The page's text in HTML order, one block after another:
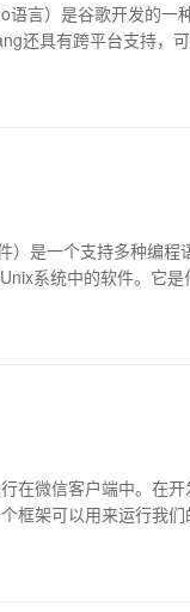
言）是谷歌开发的一
还具有跨平台支持，
是一个支持多种编
系统中的软件。它
在微信客户端中。在
框架可以用来运行我
开发工具框里的